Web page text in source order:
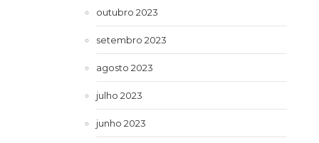
outubro 2023
setembro 2023
agosto 2023
julho 2023
junho 2023